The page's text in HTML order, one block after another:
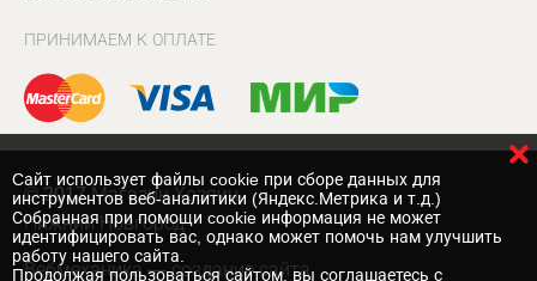
ПРИНИМАЕМ К ОПЛАТЕ
© 2017 Магазин Хозяин
Нижний Новгород
Вебмеханика — создание сайта
Cайт использует файлы cookie при сборе данных для
инструментов веб-аналитики (Яндекс.Метрика и т.д.)
Собранная при помощи cookie информация не может
идентифицировать вас, однако может помочь нам улучшить
работу нашего сайта.
Продолжая пользоваться сайтом, вы соглашаетесь с